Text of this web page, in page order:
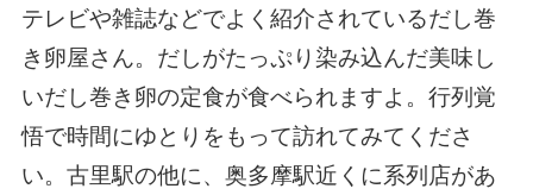
テレビや雑誌などでよく紹介されているだし巻
き卵屋さん。だしがたっぷり染み込んだ美味し
いだし巻き卵の定食が食べられますよ。行列覚
悟で時間にゆとりをもって訪れてみてくださ
い。古里駅の他に、奥多摩駅近くに系列店があ